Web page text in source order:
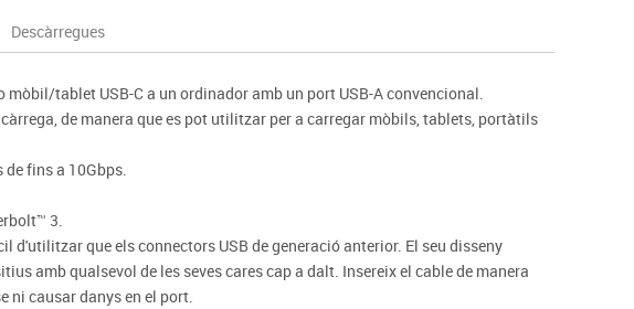
Esports raqueta
Gimnàstica rítmica
Descàrregues
tablet USB-C a un ordinador amb un port USB-A convencional.
de manera que es pot utilitzar per a carregar mòbils, tablets, portàtils
fins a 10Gbps.
3.
d'utilitzar que els connectors USB de generació anterior. El seu disseny
amb qualsevol de les seves cares cap a dalt. Insereix el cable de manera
ni causar danys en el port.